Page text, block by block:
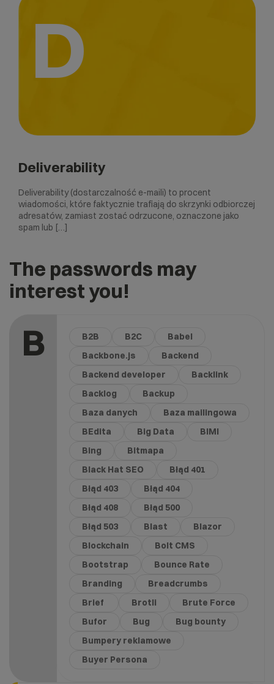
D
Deliverability
Deliverability (dostarczalność e-maili) to procent
wiadomości, które faktycznie trafiają do skrzynki odbiorczej
adresatów, zamiast zostać odrzucone, oznaczone jako
spam lub […]
The passwords may
interest you!
B B2B B2C
Babel
Backbone.js
Backend
Backend developer
Backlink
Backlog
Backup
Baza danych
Baza mailingowa
BEdita
Big Data
BIMI
Bing
Bitmapa
Black Hat SEO
Błąd 401
Błąd 403
Błąd 404
Błąd 408
Błąd 500
Błąd 503
Blast
Blazor
Blockchain
Bolt CMS
Bootstrap
Bounce Rate
Branding
Breadcrumbs
Brief
Brotli
Brute Force
Bufor
Bug
Bug bounty
Bumpery reklamowe
Buyer Persona